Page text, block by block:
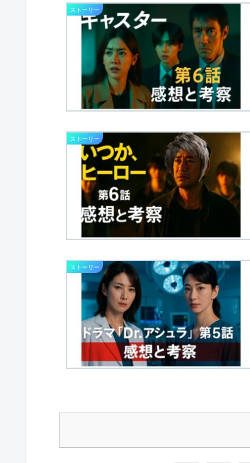
ストーリー
ストーリー
ストーリー